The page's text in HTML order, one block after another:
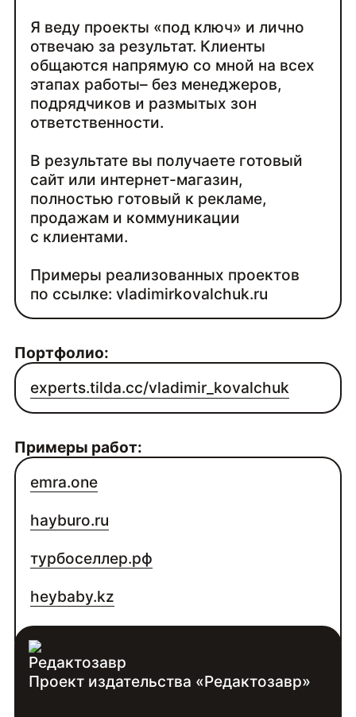
Я веду проекты «под ключ» и лично
отвечаю за результат. Клиенты
общаются напрямую со мной на всех
этапах работы– без менеджеров,
подрядчиков и размытых зон
ответственности.
В результате вы получаете готовый
сайт или интернет-магазин,
полностью готовый к рекламе,
продажам и коммуникации
с клиентами.
Примеры реализованных проектов
по ссылке:vladimirkovalchuk.ru
Портфолио:
experts.tilda.cc/vladimir_kovalchuk
Примеры работ:
emra.one
hayburo.ru
турбоселлер.рф
heybaby.kz
Контакты:
Проект издательства «Редактозавр»